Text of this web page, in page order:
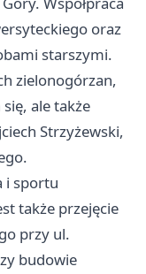
oraz
starszymi.
zielonogórzan,
ale także
Strzyżewski,
i sportu
także przejęcie
przy ul.
budowie